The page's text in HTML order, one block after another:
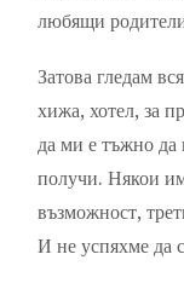
любящи
Затова гледам
хижа, хотел, за
да ми е тъжно да
получи. Някои
възможност,
И не успяхме да